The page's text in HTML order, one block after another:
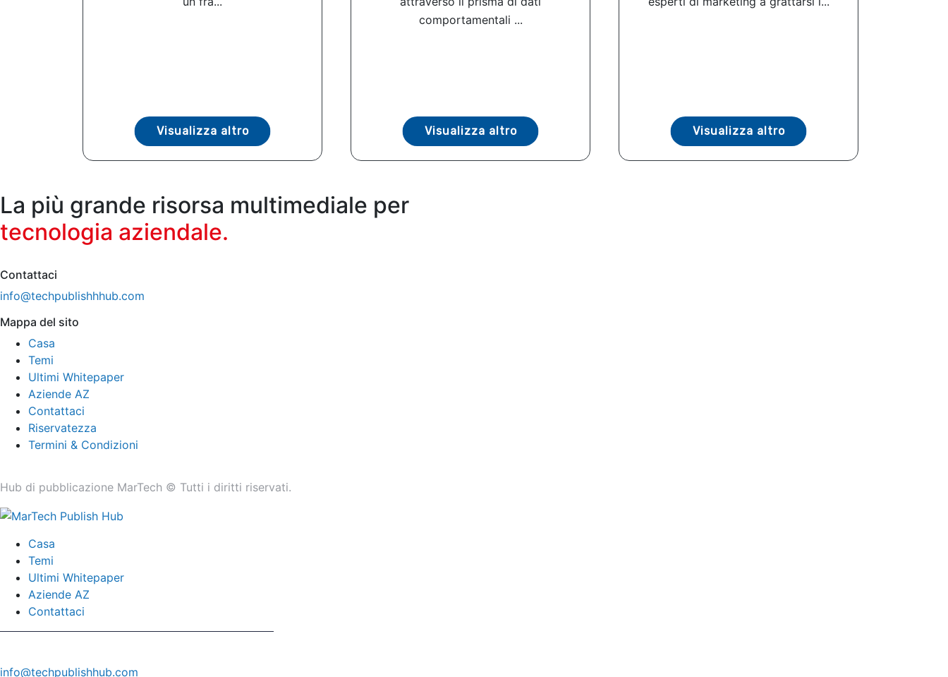
Visualizza altro
comportamentali ...
Visualizza altro Visualizza altro
La più grande risorsa multimediale per
tecnologia aziendale.
Contattaci
info@techpublishhhub.com
Mappa del sito
Casa
Temi
Ultimi Whitepaper
Aziende AZ
Contattaci
Riservatezza
Termini & Condizioni
Hub di pubblicazione MarTech © Tutti i diritti riservati.
Casa
Temi
Ultimi Whitepaper
Aziende AZ
Contattaci
info@techpublishhub.com